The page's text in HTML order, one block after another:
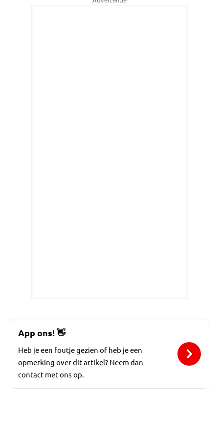
App ons!👋
Heb je een foutje gezien of heb je een
opmerking over dit artikel? Neem dan
contact met ons op.